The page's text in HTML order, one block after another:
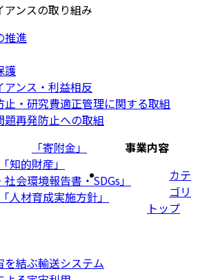
ンスの取り組み
推進
護
アンス・利益相反
止・研究費適正管理に関する取組
題再発防止への取組
「寄附金」
「知的財産」
会環境報告書・SDGs」
「人材育成実施方針」
事業内容
カテ
ゴリ
トップ
を結ぶ輸送システム